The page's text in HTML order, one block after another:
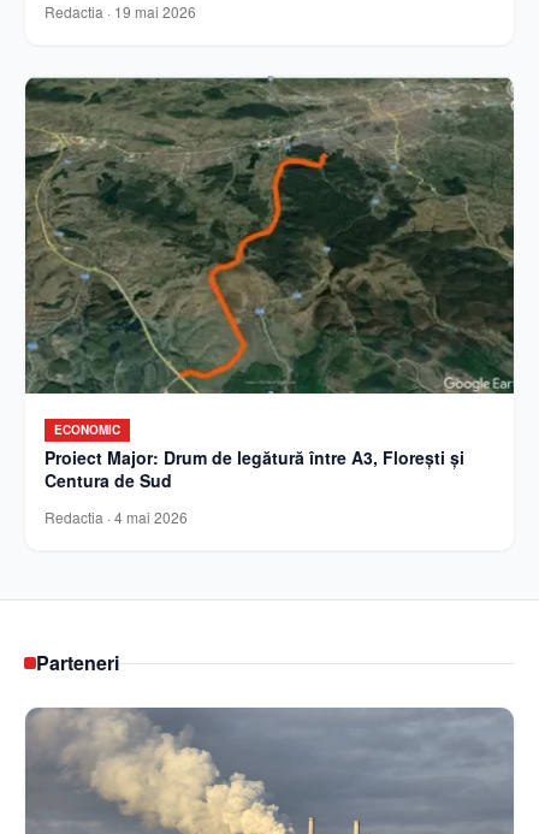
Redactia · 19 mai 2026
ECONOMIC
Proiect Major: Drum de legătură între A3, Florești și
Centura de Sud
Redactia · 4 mai 2026
Parteneri